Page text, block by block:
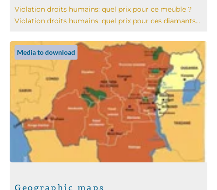
Violation droits humains: quel prix pour ce meuble ?
Violation droits humains: quel prix pour ces diamants...
Media to download
Geographic maps